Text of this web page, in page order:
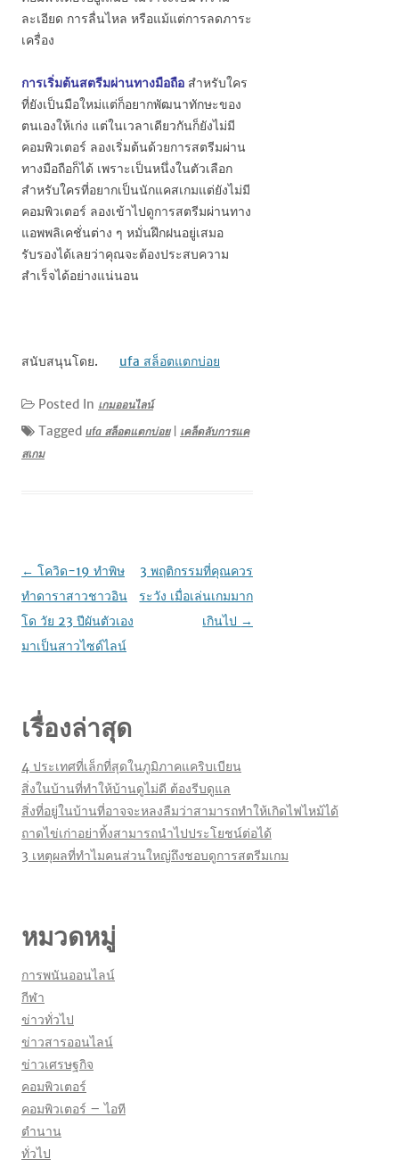
ละเอียด การลื่นไหล หรือแม้แต่การลดภาระ
เครื่อง
การเริ่มต้นสตรีมผ่านทางมือถือ สำหรับใคร
ที่ยังเป็นมือใหม่แต่ก็อยากพัฒนาทักษะของ
ตนเองให้เก่ง แต่ในเวลาเดียวกันก็ยังไม่มี
คอมพิวเตอร์ ลองเริ่มต้นด้วยการสตรีมผ่าน
ทางมือถือก็ได้ เพราะเป็นหนึ่งในตัวเลือก
สำหรับใครที่อยากเป็นนักแคสเกมแต่ยังไม่มี
คอมพิวเตอร์ ลองเข้าไปดูการสตรีมผ่านทาง
แอพพลิเคชั่นต่าง ๆ หมั่นฝึกฝนอยู่เสมอ
รับรองได้เลยว่าคุณจะต้องประสบความ
สำเร็จได้อย่างแน่นอน
สนับสนุนโดย. ufa สล็อตแตกบ่อย
Posted In เกมออนไลน์
Tagged ufa สล็อตแตกบ่อย| เคล็ดลับการแค
สเกม
เมนู
นำทาง
เรื่อง
← โควิด-19 ทำพิษ
ทำดาราสาวชาวอิน
โด วัย 23 ปีผันตัวเอง
มาเป็นสาวไซด์ไลน์
3 พฤติกรรมที่คุณควร
ระวัง เมื่อเล่นเกมมาก
เกินไป →
เรื่องล่าสุด
4 ประเทศที่เล็กที่สุดในภูมิภาคแคริบเบียน
สิ่งในบ้านที่ทำให้บ้านดูไม่ดี ต้องรีบดูแล
สิ่งที่อยู่ในบ้านที่อาจจะหลงลืมว่าสามารถทำให้เกิดไฟไหม้ได้
ถาดไข่เก่าอย่าทิ้งสามารถนำไปประโยชน์ต่อได้
3 เหตุผลที่ทำไมคนส่วนใหญ่ถึงชอบดูการสตรีมเกม
หมวดหมู่
การพนันออนไลน์
กีฬา
ข่าวทั่วไป
ข่าวสารออนไลน์
ข่าวเศรษฐกิจ
คอมพิวเตอร์
คอมพิวเตอร์ – ไอที
ตำนาน
ทั่วไป